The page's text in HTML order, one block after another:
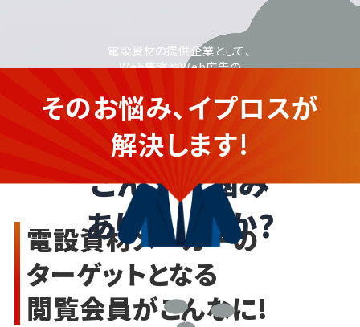
電設資材を提供する企業さま
こんなお悩み
ありませんか?
電設資材の提供企業として、
Web集客やWeb広告の
運用に不安がある
そのお悩み、イプロスが
解決します!
電設資材メーカーの
ターゲットとなる
閲覧会員がこんなに!